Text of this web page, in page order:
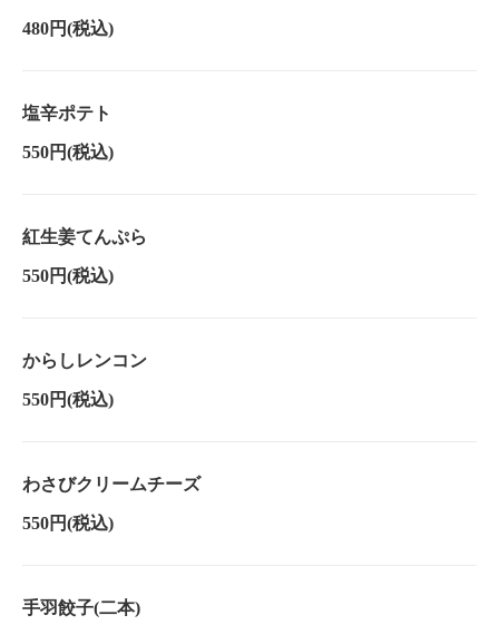
480円(税込)
塩辛ポテト
550円(税込)
紅生姜てんぷら
550円(税込)
からしレンコン
550円(税込)
わさびクリームチーズ
550円(税込)
手羽餃子(二本)